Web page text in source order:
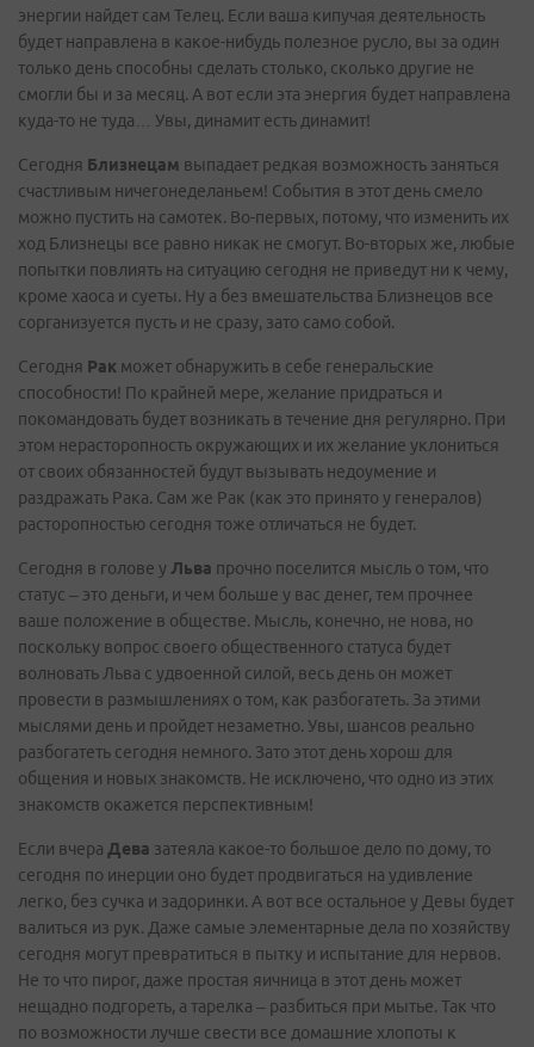
энергии найдет сам Телец. Если ваша кипучая деятельность
будет направлена в какое-нибудь полезное русло, вы за один
только день способны сделать столько, сколько другие не
смогли бы и за месяц. А вот если эта энергия будет направлена
куда-то не туда… Увы, динамит есть динамит!
Сегодня Близнецам выпадает редкая возможность заняться
счастливым ничегонеделаньем! События в этот день смело
можно пустить на самотек. Во-первых, потому, что изменить их
ход Близнецы все равно никак не смогут. Во-вторых же, любые
попытки повлиять на ситуацию сегодня не приведут ни к чему,
кроме хаоса и суеты. Ну а без вмешательства Близнецов все
сорганизуется пусть и не сразу, зато само собой.
Сегодня Рак может обнаружить в себе генеральские
способности! По крайней мере, желание придраться и
покомандовать будет возникать в течение дня регулярно. При
этом нерасторопность окружающих и их желание уклониться
от своих обязанностей будут вызывать недоумение и
раздражать Рака. Сам же Рак (как это принято у генералов)
расторопностью сегодня тоже отличаться не будет.
Сегодня в голове уЛьва прочно поселится мысль о том, что
статус – это деньги, и чем больше у вас денег, тем прочнее
ваше положение в обществе. Мысль, конечно, не нова, но
поскольку вопрос своего общественного статуса будет
волновать Льва с удвоенной силой, весь день он может
провести в размышлениях о том, как разбогатеть. За этими
мыслями день и пройдет незаметно. Увы, шансов реально
разбогатеть сегодня немного. Зато этот день хорош для
общения и новых знакомств. Не исключено, что одно из этих
знакомств окажется перспективным!
Если вчера Дева затеяла какое-то большое дело по дому, то
сегодня по инерции оно будет продвигаться на удивление
легко, без сучка и задоринки. А вот все остальное у Девы будет
валиться из рук. Даже самые элементарные дела по хозяйству
сегодня могут превратиться в пытку и испытание для нервов.
Не то что пирог, даже простая яичница в этот день может
нещадно подгореть, а тарелка – разбиться при мытье. Так что
по возможности лучше свести все домашние хлопоты к